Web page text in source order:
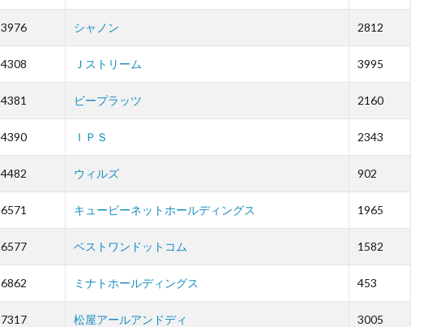
3976 シャノン 2812
4308 Ｊストリーム 3995
4381 ビープラッツ 2160
4390 ＩＰＳ 2343
4482 ウィルズ 902
6571 キュービーネットホールディングス 1965
6577 ベストワンドットコム 1582
6862 ミナトホールディングス 453
7317 松屋アールアンドディ 3005